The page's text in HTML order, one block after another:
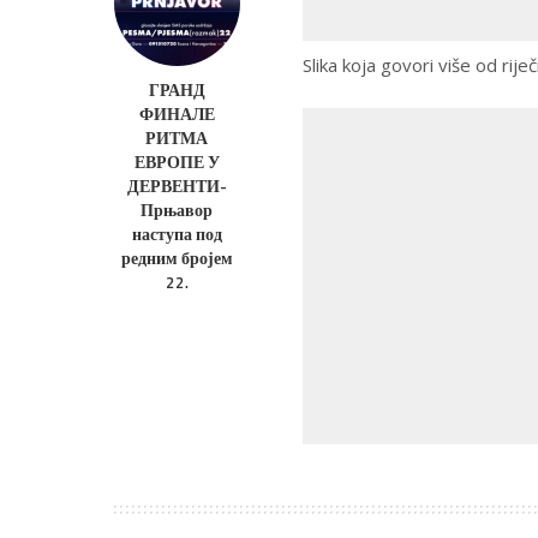
ГРАНД
ФИНАЛЕ
РИТМА
ЕВРОПЕ У
ДЕРВЕНТИ-
Прњавор
наступа под
редним бројем
22.
Slika koja govori više od